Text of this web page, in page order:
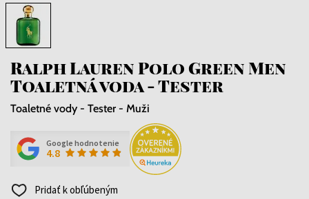
Ralph Lauren Polo Green Men
Toaletná voda - Tester
Toaletné vody - Tester - Muži
Google hodnotenie
4.8
Pridať k obľúbeným